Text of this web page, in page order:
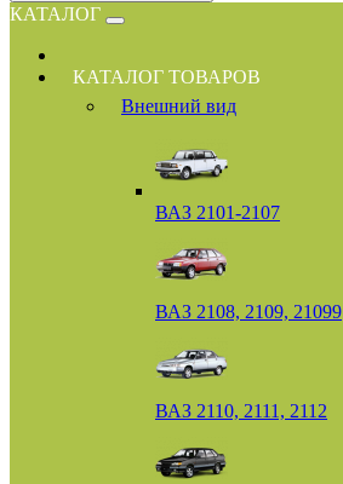
КАТАЛОГ
КАТАЛОГ ТОВАРОВ
Внешний вид
ВАЗ 2101-2107
ВАЗ 2108, 2109, 21099
ВАЗ 2110, 2111, 2112